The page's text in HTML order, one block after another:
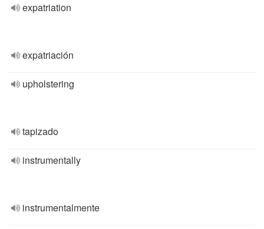
expatriation
expatriación
upholstering
tapizado
instrumentally
instrumentalmente